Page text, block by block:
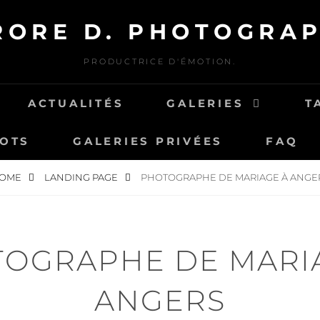
D.
PRODUCTRICE D'ÉMOTION.
ACTUALITÉS GALERIES
GALERIES PRIVÉES FAQ
LANDING PAGE PHOTOGRAPHE DE MARIAGE À
DE
ANGERS